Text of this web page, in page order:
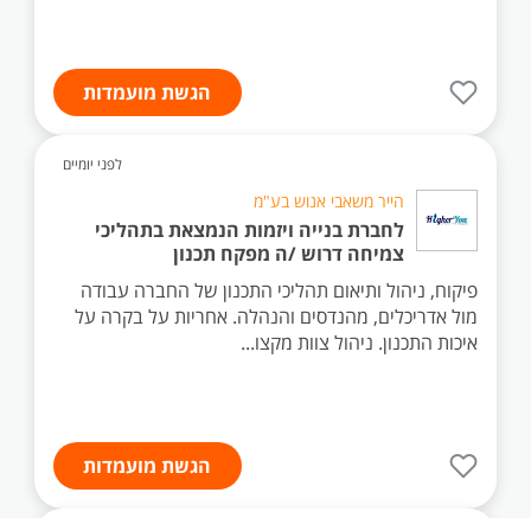
הגשת מועמדות
לפני יומיים
הייר משאבי אנוש בע"מ
לחברת בנייה ויזמות הנמצאת בתהליכי
צמיחה דרוש /ה מפקח תכנון
פיקוח, ניהול ותיאום תהליכי התכנון של החברה עבודה
מול אדריכלים, מהנדסים והנהלה. אחריות על בקרה על
איכות התכנון. ניהול צוות מקצו...
הגשת מועמדות